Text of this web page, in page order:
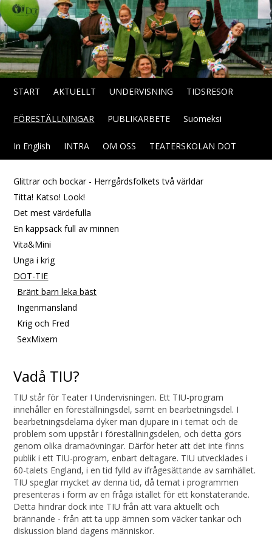
START AKTUELLT UNDERVISNING TIDSRESOR
FÖRESTÄLLNINGAR PUBLIKARBETE Suomeksi
In English INTRA OM OSS TEATERSKOLAN DOT
Glittrar och bockar - Herrgårdsfolkets två världar
Titta! Katso! Look!
Det mest värdefulla
En kappsäck full av minnen
Vita&Mini
Unga i krig
DOT-TIE
Bränt barn leka bäst
Ingenmansland
Krig och Fred
SexMixern
Vadå TIU?
TIU står för Teater I Undervisningen. Ett TIU-program
innehåller en föreställningsdel, samt en bearbetningsdel. I
bearbetningsdelarna dyker man djupare in i temat och de
problem som uppstår i föreställningsdelen, och detta görs
genom olika dramaövningar. Därför heter att det inte finns
publik i ett TIU-program, enbart deltagare. TIU utvecklades i
60-talets England, i en tid fylld av ifrågesättande av samhället.
TIU speglar mycket av denna tid, då temat i programmen
presenteras i form av en fråga istället för ett konstaterande.
Detta hindrar dock inte TIU från att vara aktuellt och
brännande - från att ta upp ämnen som väcker tankar och
diskussion bland dagens människor.